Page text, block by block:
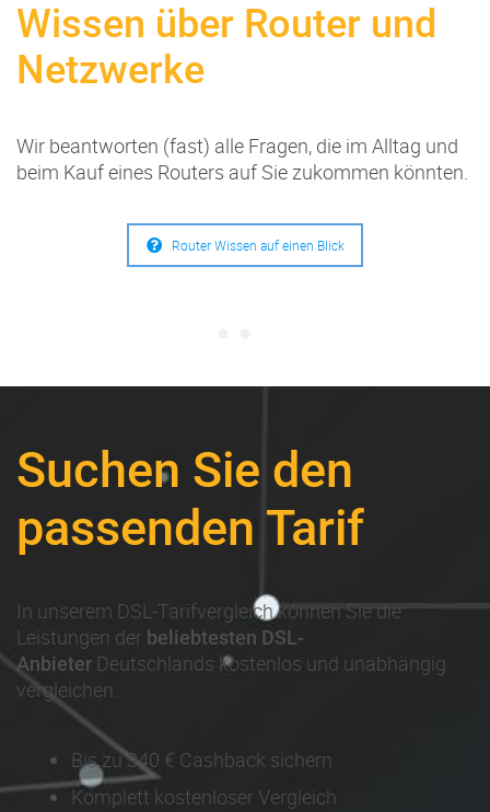
Wissen über Router und
Netzwerke
Wir beantworten (fast) alle Fragen, die im Alltag und
beim Kauf eines Routers auf Sie zukommen könnten.
Router Wissen auf einen Blick
Suchen Sie den
passenden Tarif
In unserem DSL-Tarifvergleich können Sie die
Leistungen der beliebtesten DSL-
Anbieter Deutschlands kostenlos und unabhängig
vergleichen.
Bis zu 340 € Cashback sichern
Komplett kostenloser Vergleich